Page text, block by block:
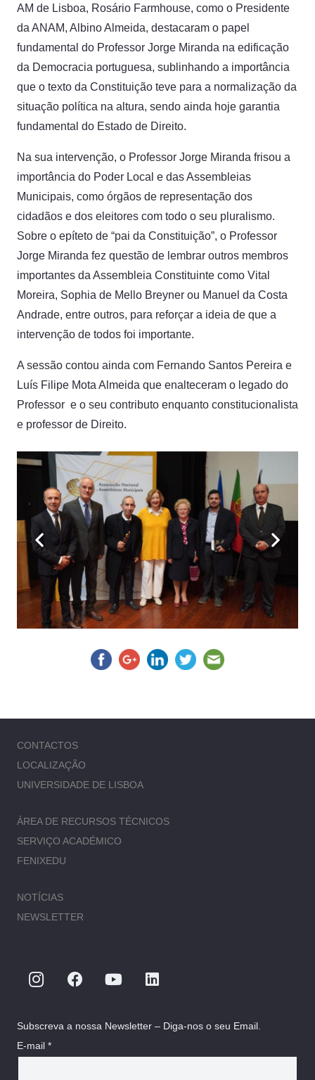
AM de Lisboa, Rosário Farmhouse, como o Presidente
da ANAM, Albino Almeida, destacaram o papel
fundamental do Professor Jorge Miranda na edificação
da Democracia portuguesa, sublinhando a importância
que o texto da Constituição teve para a normalização da
situação política na altura, sendo ainda hoje garantia
fundamental do Estado de Direito.
Na sua intervenção, o Professor Jorge Miranda frisou a
importância do Poder Local e das Assembleias
Municipais, como órgãos de representação dos
cidadãos e dos eleitores com todo o seu pluralismo.
Sobre o epíteto de “pai da Constituição”, o Professor
Jorge Miranda fez questão de lembrar outros membros
importantes da Assembleia Constituinte como Vital
Moreira, Sophia de Mello Breyner ou Manuel da Costa
Andrade, entre outros, para reforçar a ideia de que a
intervenção de todos foi importante.
A sessão contou ainda com Fernando Santos Pereira e
Luís Filipe Mota Almeida que enalteceram o legado do
Professor e o seu contributo enquanto constitucionalista
e professor de Direito.
CONTACTOS
LOCALIZAÇÃO
UNIVERSIDADE DE LISBOA
ÁREA DE RECURSOS TÉCNICOS
SERVIÇO ACADÉMICO
FENIXEDU
NOTÍCIAS
NEWSLETTER
Subscreva a nossa Newsletter – Diga-nos o seu Email.
E-mail *